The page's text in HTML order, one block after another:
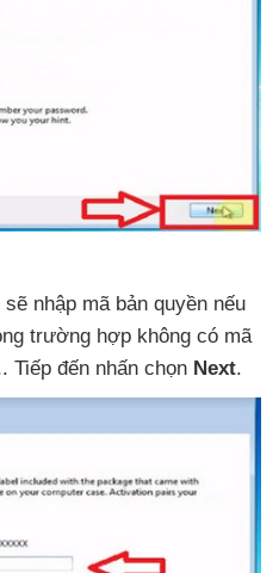
sẽ nhập mã bản quyền nếu
trường hợp không có mã
. Tiếp đến nhấn chọn Next.